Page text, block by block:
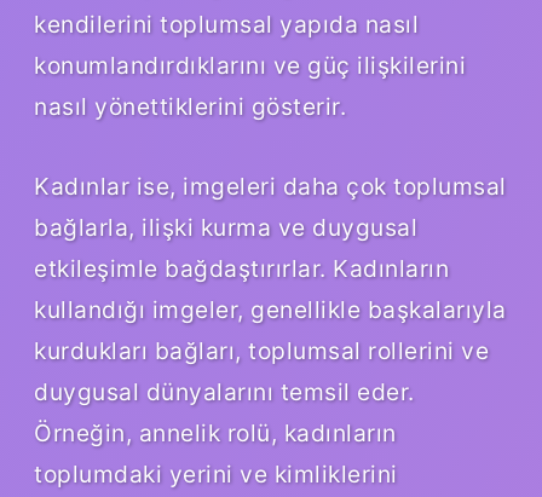
kendilerini toplumsal yapıda nasıl
konumlandırdıklarını ve güç ilişkilerini
nasıl yönettiklerini gösterir.
Kadınlar ise, imgeleri daha çok toplumsal
bağlarla, ilişki kurma ve duygusal
etkileşimle bağdaştırırlar. Kadınların
kullandığı imgeler, genellikle başkalarıyla
kurdukları bağları, toplumsal rollerini ve
duygusal dünyalarını temsil eder.
Örneğin, annelik rolü, kadınların
toplumdaki yerini ve kimliklerini